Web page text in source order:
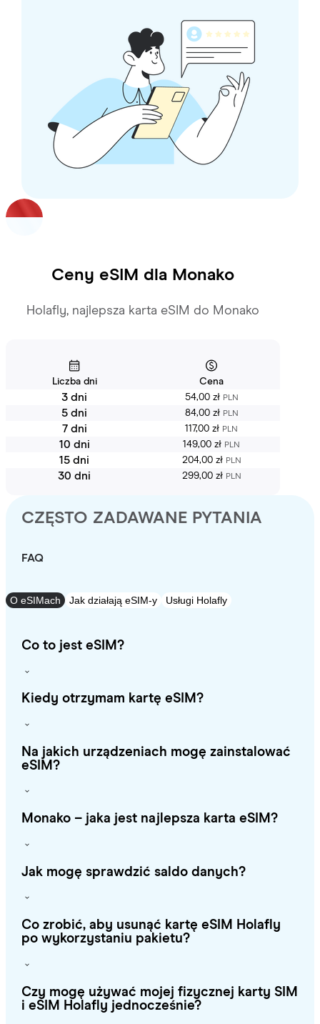
Ceny eSIM dla Monako
Holafly, najlepsza karta eSIM do Monako
Liczba dni Cena
3 dni 54,00 zł PLN
5 dni 84,00 zł PLN
7 dni 117,00 zł PLN
10 dni 149,00 zł PLN
15 dni 204,00 zł PLN
30 dni 299,00 zł PLN
CZĘSTO ZADAWANE PYTANIA
FAQ
O eSIMach Jak działają eSIM-y Usługi Holafly
Co to jest eSIM?
Kiedy otrzymam kartę eSIM?
Na jakich urządzeniach mogę zainstalować
eSIM?
Monako – jaka jest najlepsza karta eSIM?
Jak mogę sprawdzić saldo danych?
Co zrobić, aby usunąć kartę eSIM Holafly
po wykorzystaniu pakietu?
Czy mogę używać mojej fizycznej karty SIM
i eSIM Holafly jednocześnie?